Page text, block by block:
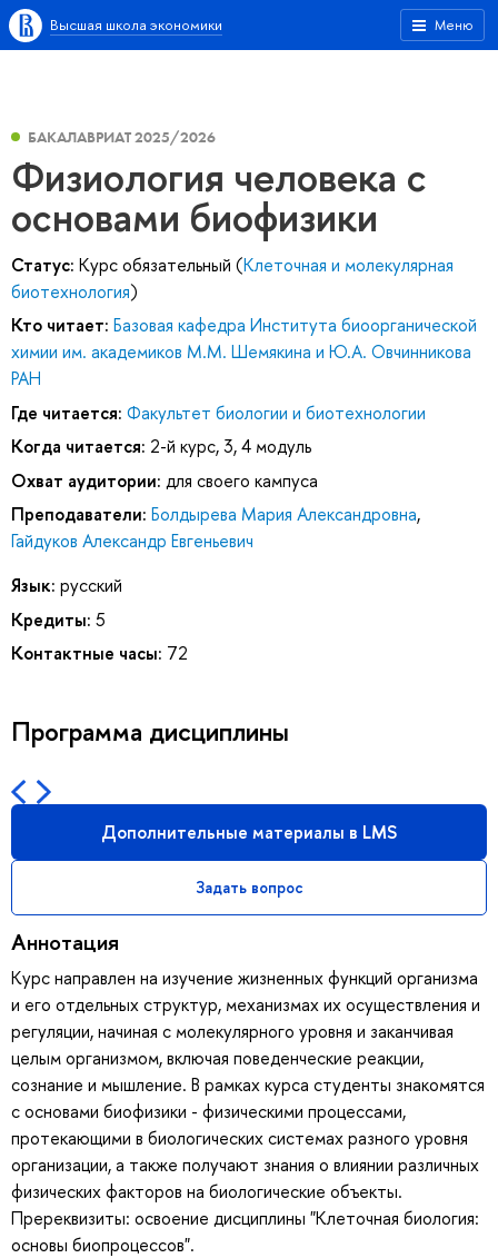
Меню
Высшая школа экономики
БАКАЛАВРИАТ 2025/2026
Физиология человека с
основами биофизики
Статус: Курс обязательный (Клеточная и молекулярная
биотехнология)
Кто читает: Базовая кафедра Института биоорганической
химии им. академиков М.М. Шемякина и Ю.А. Овчинникова
РАН
Где читается: Факультет биологии и биотехнологии
Когда читается: 2-й курс, 3, 4 модуль
Охват аудитории: для своего кампуса
Преподаватели: Болдырева Мария Александровна,
Гайдуков Александр Евгеньевич
Язык: русский
Кредиты: 5
Контактные часы: 72
Программа дисциплины
Дополнительные материалы в LMS
Задать вопрос
Аннотация
Курс направлен на изучение жизненных функций организма
и его отдельных структур, механизмах их осуществления и
регуляции, начиная с молекулярного уровня и заканчивая
целым организмом, включая поведенческие реакции,
сознание и мышление. В рамках курса студенты знакомятся
с основами биофизики - физическими процессами,
протекающими в биологических системах разного уровня
организации, а также получают знания о влиянии различных
физических факторов на биологические объекты.
Пререквизиты: освоение дисциплины "Клеточная биология:
основы биопроцессов".